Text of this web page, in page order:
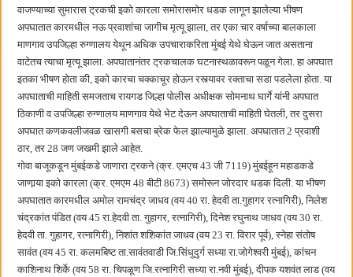
हर घर तिरंगा अभियानासंदर्भात पनवेलमध्ये बैठक
वाजण्याच्या सुमारास ट्रकची इको कारला समोरासमोर धडक लागून झालेल्या भीषण
अपघातात कारमधील नऊ प्रवाशांचा जागीच मृत्यू झाला, तर एका चार वर्षाच्या बालकाला
माणगाव उपजिल्हा रुग्णालय येथून अधिक उपचाराकरिता मुंबई येथे घेऊन जात असताना
वाटेतच त्याचा मृत्यू झाला. अपघातानंतर ट्रकचालक घटनास्थळावरून पळून गेला. हा अपघात
इतका भीषण होता की, इको कारचा चक्काचूर होऊन रस्त्यावर रक्ताचा सडा पडलेला होता. या
अपघाताची माहिती समजताच रायगड जिल्हा पोलीस अधीक्षक सोमनाथ घार्गे यांनी अपघात
ठिकाणी व उपजिल्हा रुग्णालय माणगाव येथे भेट देऊन अपघाताची माहिती घेतली, तर दुसरा
अपघात कणकवलीजवळ खासगी बसचा ब्रेक फेल झाल्यामुळे झाला. अपघातात 2 प्रवाशी
ठार, तर 28 जण जखमी झाले आहेत.
गोवा बाजूकडून मुंबईकडे जाणारा ट्रकने (क्र. एमएच 43 जी 7119) मुंबईहून महाडकडे
जाणार्‍या इको कारला (क्र. एमएम 48 बीटी 8673) समोरून जोरदार धडक दिली. या भीषण
अपघातात कारमधील अमोल रामचंद्र जाधव (वय 40 रा. हेदवी ता.गुहागर रत्नागिरी), निलेश
चंद्रकांत पंडित (वय 45 रा.हेदवी ता. गुहागर, रत्नागिरी), दिनेश रघुनाथ जाधव (वय 30 रा.
हेदवी ता. गुहागर, रत्नागिरी), निशांत शशिकांत जाधव (वय 23 रा. विरार पूर्व), स्नेहा संतोष
सावंत (वय 45 रा. कलमबिष्ट ता.सावंतवाडी जि.सिंधुदुर्ग सध्या रा.जोगेश्वरी मुंबई), कांचन
काशिनाथ शिर्के (वय 58 रा. चिपळूण जि.रत्नागिरी सध्या रा.नवी मुंबई), दीपक यशवंत लाड (वय